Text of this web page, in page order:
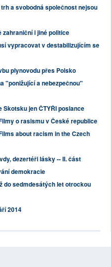
a svobodná společnost nejsou
zahraniční i jiné politice
vypracovat v destabilizujícím se
plynovodu přes Polsko
"ponižující a nebezpečnou"
Skotsku jen ČTYŘI poslance
o rasismu v České republice
about racism in the Czech
dezertéři lásky -- II. část
demokracie
do sedmdesátých let otrockou
2014